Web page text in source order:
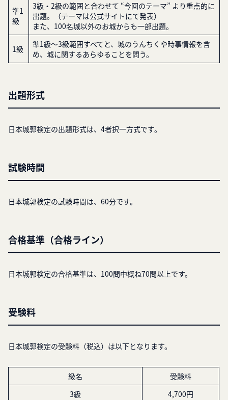
準1
級
3級・2級の範囲と合わせて “今回のテーマ” より重点的に
出題。（テーマは公式サイトにて発表）
また、100名城以外のお城からも一部出題。
1級
準1級〜3級範囲すべてと、城のうんちくや時事情報を含
め、城に関するあらゆることを問う。
出題形式
日本城郭検定の出題形式は、4者択一方式です。
試験時間
日本城郭検定の試験時間は、60分です。
合格基準（合格ライン）
日本城郭検定の合格基準は、100問中概ね70問以上です。
受験料
日本城郭検定の受験料（税込）は以下となります。
級名
受験料
3級
4,700円